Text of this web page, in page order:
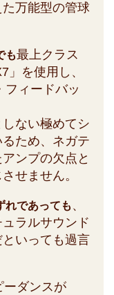
万能型の管球
も最上クラス
」を使用し、
フィードバッ
ない極めてシ
ため、ネガテ
ンプの欠点と
せません。
れであっても 、
ラルサウンド
いっても過言
ーダンスが